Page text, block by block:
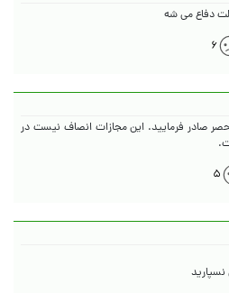
دفاع می شه
۶
صادر فرمایید. این مجازات انصاف نیست در
۵
نسپارید